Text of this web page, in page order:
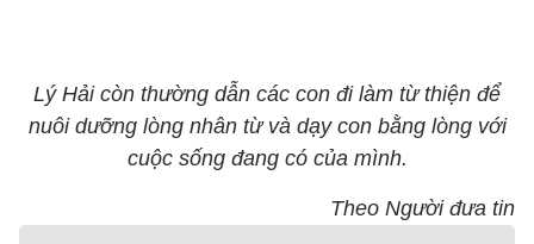
Lý Hải còn thường dẫn các con đi làm từ thiện để
nuôi dưỡng lòng nhân từ và dạy con bằng lòng với
cuộc sống đang có của mình.
Theo Người đưa tin